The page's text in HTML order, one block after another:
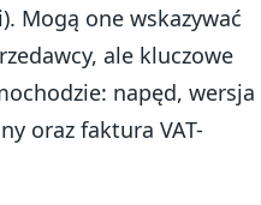
Mogą one wskazywać
ale kluczowe
napęd, wersja
oraz faktura VAT-